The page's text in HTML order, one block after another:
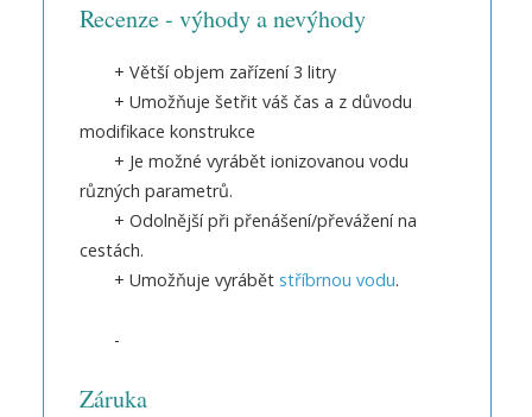
Recenze - výhody a nevýhody
+ Větší objem zařízení 3 litry
+ Umožňuje šetřit váš čas a z důvodu
modifikace konstrukce
+ Je možné vyrábět ionizovanou vodu
různých parametrů.
+ Odolnější při přenášení/převážení na
cestách.
+ Umožňuje vyrábět stříbrnou vodu.
-
Záruka